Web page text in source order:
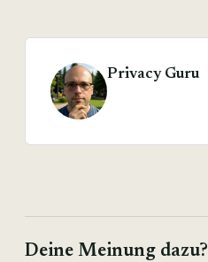
Privacy Guru
Deine Meinung dazu?